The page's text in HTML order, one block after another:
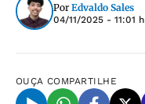
Por Edvaldo Sales
04/11/2025 - 11:01 h
OUÇA COMPARTILHE